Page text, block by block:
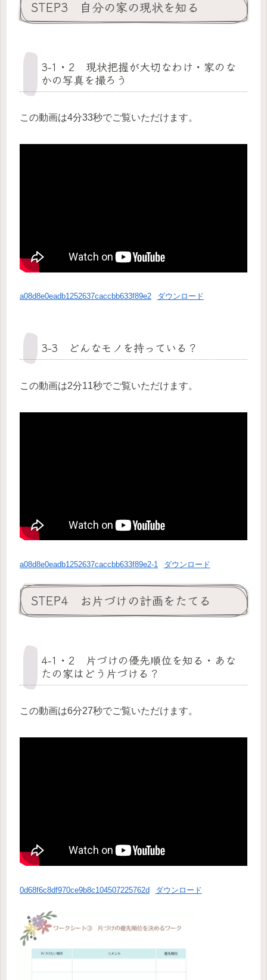
STEP3 自分の家の現状を知る
3-1・2 現状把握が大切なわけ・家のな
かの写真を撮ろう
この動画は4分33秒でご覧いただけます。
a08d8e0eadb1252637caccbb633f89e2 ダウンロード
3-3 どんなモノを持っている？
この動画は2分11秒でご覧いただけます。
a08d8e0eadb1252637caccbb633f89e2-1 ダウンロード
STEP4 お片づけの計画をたてる
4-1・2 片づけの優先順位を知る・あな
たの家はどう片づける？
この動画は6分27秒でご覧いただけます。
0d68f6c8df970ce9b8c104507225762d ダウンロード